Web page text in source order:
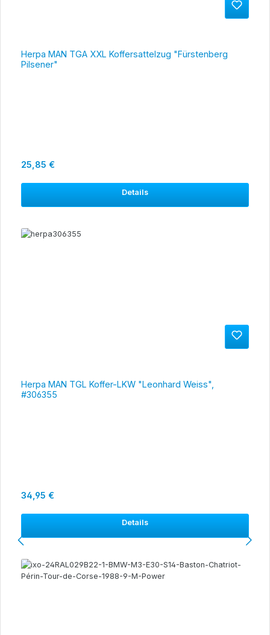
Herpa MAN TGA XXL Koffersattelzug "Fürstenberg
Pilsener"
Regulärer Preis:
25,85 €
Details
Herpa MAN TGL Koffer-LKW "Leonhard Weiss",
#306355
Regulärer Preis:
34,95 €
Details